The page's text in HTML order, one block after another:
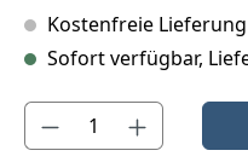
Kostenfreie
Sofort verfügbar,
Produkt Anzahl: Gib den